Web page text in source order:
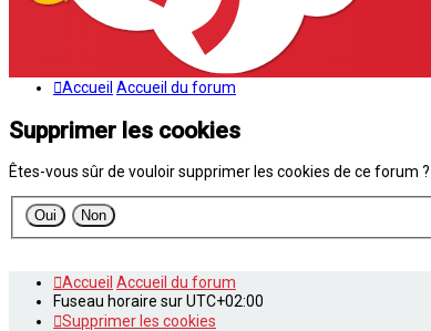
Accueil Accueil du forum
Supprimer les cookies
Êtes-vous sûr de vouloir supprimer les cookies de ce forum ?
Accueil Accueil du forum
Fuseau horaire surUTC+02:00
Supprimer les cookies